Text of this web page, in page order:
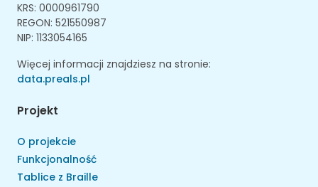
KRS: 0000961790
REGON: 521550987
NIP: 1133054165
Więcej informacji znajdziesz na stronie:
data.preals.pl
Projekt
O projekcie
Funkcjonalność
Tablice z Braille